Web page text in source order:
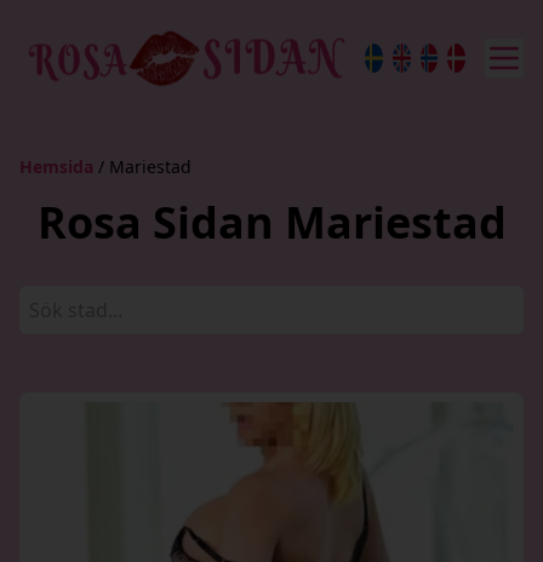
Hemsida / Mariestad
Rosa Sidan Mariestad